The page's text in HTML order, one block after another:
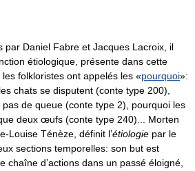
par Daniel Fabre et Jacques Lacroix, il
étiologique, présente dans cette
folkloristes ont appelés les «pourquoi»:
chats se disputent (conte type 200),
pas de queue (conte type 2), pourquoi les
deux œufs (conte type 240)... Morten
Louise Ténèze, définit l’étiologie par le
sections temporelles: son but est
chaîne d’actions dans un passé éloigné,